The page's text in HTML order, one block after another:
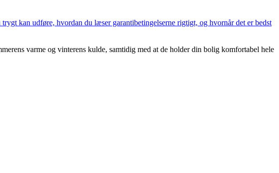
kan udføre, hvordan du læser garantibetingelserne rigtigt, og hvornår det er bedst
varme og vinterens kulde, samtidig med at de holder din bolig komfortabel hele